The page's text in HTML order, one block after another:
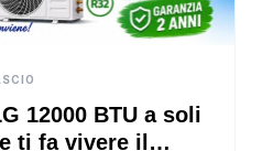
12000 BTU a soli
ti fa vivere il